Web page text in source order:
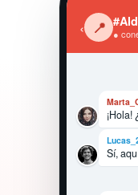
‹ 📍 ●
Sí,